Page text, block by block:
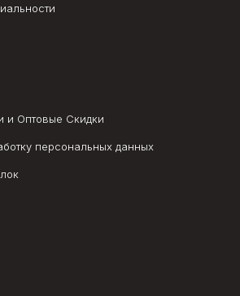
и Оптовые Скидки
персональных данных